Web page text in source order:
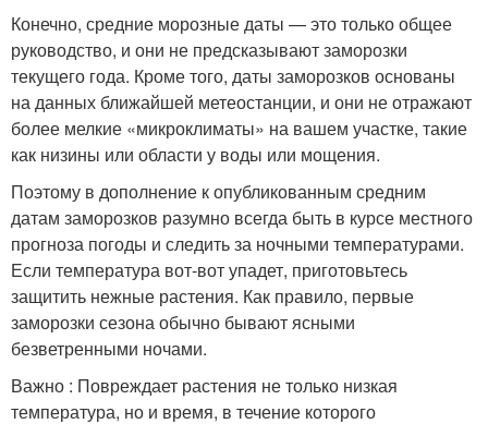
Конечно, средние морозные даты — это только общее
руководство, и они не предсказывают заморозки
текущего года. Кроме того, даты заморозков основаны
на данных ближайшей метеостанции, и они не отражают
более мелкие «микроклиматы» на вашем участке, такие
как низины или области у воды или мощения.
Поэтому в дополнение к опубликованным средним
датам заморозков разумно всегда быть в курсе местного
прогноза погоды и следить за ночными температурами.
Если температура вот-вот упадет, приготовьтесь
защитить нежные растения. Как правило, первые
заморозки сезона обычно бывают ясными
безветренными ночами.
Важно : Повреждает растения не только низкая
температура, но и время, в течение которого